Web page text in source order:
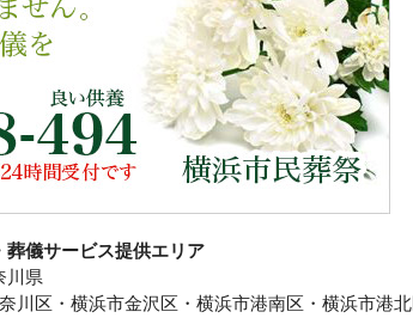
儀サービス提供エリア
川県
区・横浜市金沢区・横浜市港南区・横浜市港北